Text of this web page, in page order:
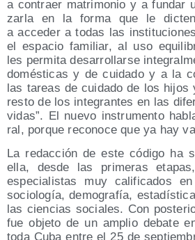
a con­traer matri­mo­nio y a fun­dar
zar­la en la for­ma que le
a acce­der a todas las
el espa­cio fami­liar, al uso
les per­mi­ta desa­rro­llar­se
domés­ti­cas y de cui­da­do y a la
las tareas de cui­da­do de los hijos
res­to de los inte­gran­tes en las
vidas”. El nue­vo ins­tru­men­to
ral, por­que reco­no­ce que ya hay
La redac­ción de este códi­go ha
ella, des­de las pri­me­ras
espe­cia­lis­tas muy cali­fi­ca­dos
socio­lo­gía, demo­gra­fía,
las cien­cias socia­les. Con
fue obje­to de un amplio deba­te
toda Cuba entre el 25 de